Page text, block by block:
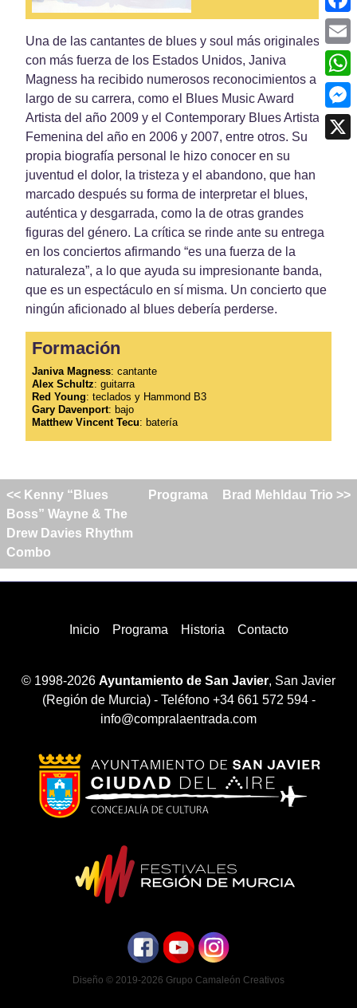
Una de las cantantes de blues y soul más originales y
con más fuerza de los Estados Unidos, Janiva
Magness ha recibido numerosos reconocimientos a lo
largo de su carrera, como el Blues Music Award
Artista del año 2009 y el Contemporary Blues Artista
Femenina del año en 2006 y 2007, entre otros. Su
propia biografía personal le hizo conocer en su
juventud el dolor, la tristeza y el abandono, que han
marcado después su forma de interpretar el blues,
auténtica y desgarrada, como la de otras grandes
figuras del género. La crítica se rinde ante su entrega
en los conciertos afirmando “es una fuerza de la
naturaleza”, a lo que ayuda su impresionante banda,
que es un espectáculo en sí misma. Un concierto que
ningún aficionado al blues debería perderse.
Formación
Janiva Magness: cantante
Alex Schultz: guitarra
Red Young: teclados y Hammond B3
Gary Davenport: bajo
Matthew Vincent Tecu: batería
<< Kenny “Blues
Boss” Wayne & The
Drew Davies Rhythm
Combo
Programa Brad Mehldau Trio >>
Inicio Programa Historia Contacto
© 1998-2026 Ayuntamiento de San Javier, San Javier
(Región de Murcia) - Teléfono +34 661 572 594 -
info@compralaentrada.com
Diseño © 2019-2026 Grupo Camaleón Creativos
Email